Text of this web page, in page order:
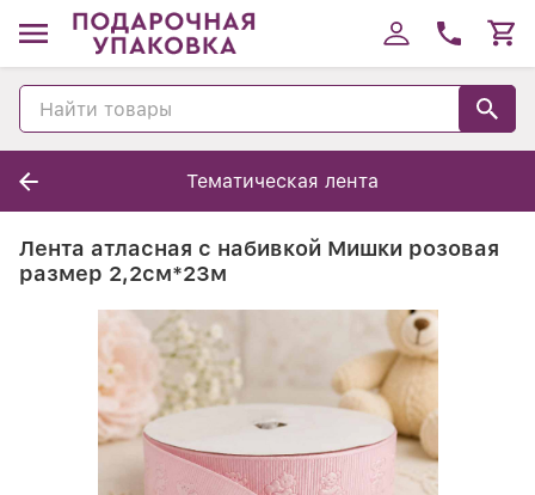
Тематическая лента
Лента атласная с набивкой Мишки розовая
размер 2,2см*23м